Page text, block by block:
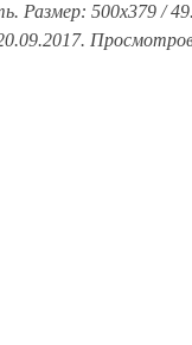
Размер: 500x379 /